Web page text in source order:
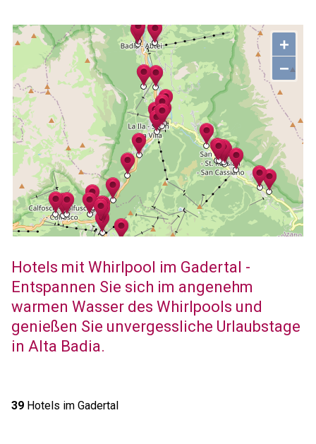
+
−
Hotels mit Whirlpool im Gadertal -
Entspannen Sie sich im angenehm
warmen Wasser des Whirlpools und
genießen Sie unvergessliche Urlaubstage
in Alta Badia.
39Hotels im Gadertal